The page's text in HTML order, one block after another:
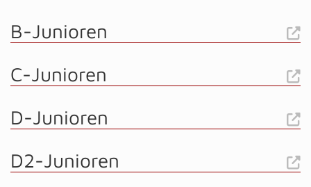
B-Junioren
C-Junioren
D-Junioren
D2-Junioren